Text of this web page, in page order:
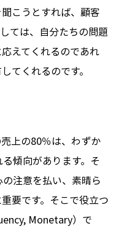
こうとすれば、顧客
ては、自分たちの問題
えてくれるのであれ
てくれるのです。
上の80％は、わずか
傾向があります。そ
注意を払い、素晴ら
要です。そこで役立つ
Monetary）で